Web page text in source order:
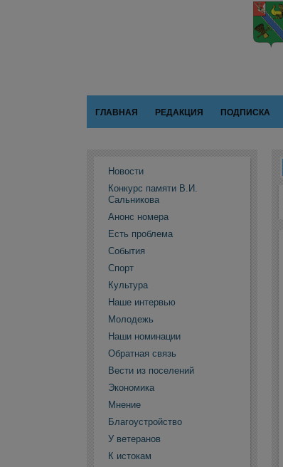
ГЛАВНАЯ РЕДАКЦИЯ ПОДПИСКА
Новости
Конкурс памяти В.И.
Сальникова
Анонс номера
Есть проблема
События
Спорт
Культура
Наше интервью
Молодежь
Наши номинации
Обратная связь
Вести из поселений
Экономика
Мнение
Благоустройство
У ветеранов
К истокам